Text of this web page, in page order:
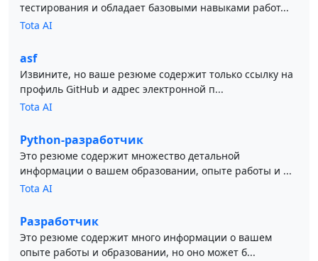
тестирования и обладает базовыми навыками работ...
Tota AI
asf
Извините, но ваше резюме содержит только ссылку на
профиль GitHub и адрес электронной п...
Tota AI
Python-разработчик
Это резюме содержит множество детальной
информации о вашем образовании, опыте работы и ...
Tota AI
Разработчик
Это резюме содержит много информации о вашем
опыте работы и образовании, но оно может б...